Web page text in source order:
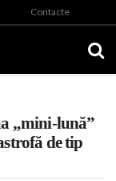
Contacte
„mini-lună”
de tip